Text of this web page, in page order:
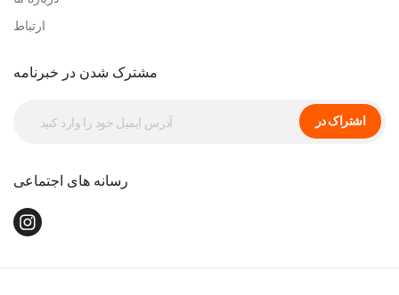
ارتباط
مشترک شدن در خبرنامه
اشتراک در
رسانه های اجتماعی